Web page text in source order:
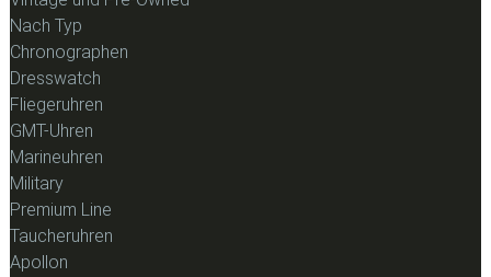
Nach Typ
Chronographen
Dresswatch
Fliegeruhren
GMT-Uhren
Marineuhren
Military
Premium Line
Taucheruhren
Apollon